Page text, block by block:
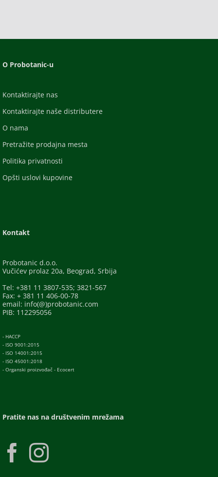
O Probotanic-u
Kontaktirajte nas
Kontaktirajte naše distributere
O nama
Pretražite prodajna mesta
Politika privatnosti
Opšti uslovi kupovine
Kontakt
Probotanic d.o.o.
Vučićev prolaz 20a, Beograd, Srbija
Tel: +381 11 3807-535; 3821-567
Fax: + 381 11 406-00-78
email: info(@)probotanic.com
PIB: 112295056
- HACCP
- ISO 9001:2015
- ISO 14001:2015
- ISO 45001:2018
- Organski proizvođač - Ecocert
Pratite nas na društvenim mrežama